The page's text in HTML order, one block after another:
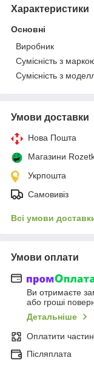
Характеристики
Основні
Виробник
Сумісність з
Сумісність з
Умови доставки
Нова Пошта
Магазини
Укрпошта
Самовивіз
Всі умови
Умови оплати
Ви отримаєте
або гроші
Детальніше
Оплатити
Післяплата